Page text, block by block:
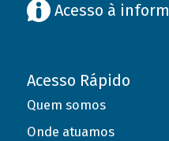
Acesso à
Acesso Rápido
Quem somos
Onde atuamos